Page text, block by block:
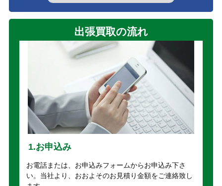
出張買取の流れ
1.お申込み
お電話または、お申込みフォームからお申込み下さ
い。当社より、おおよそのお見積り金額をご連絡致し